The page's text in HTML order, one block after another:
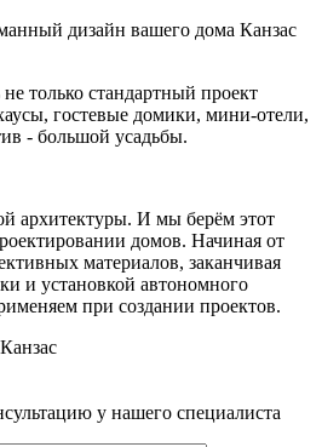
только стандартный проект
гостевые домики, мини-отели,
- большой усадьбы.
архитектуры. И мы берём этот
домов. Начиная от
материалов, заканчивая
и установкой автономного
при создании проектов.
у нашего специалиста